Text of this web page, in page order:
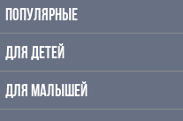
Экскурсии для
ПОПУЛЯРНЫЕ
ДЛЯ ДЕТЕЙ
ДЛЯ МАЛЫШЕЙ